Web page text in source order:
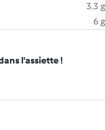
3.3 g
6 g
l'assiette !